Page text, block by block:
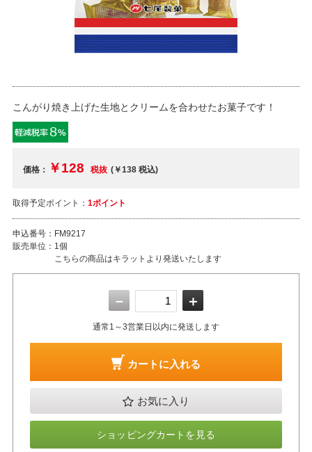
こんがり焼き上げた生地とクリームを合わせたお菓子です！
価格： ￥128 税抜 (￥138税込)
取得予定ポイント： 1ポイント
申込番号： FM9217
販売単位： 1個
こちらの商品はキラットより発送いたします
－ ＋
通常1～3営業日以内に発送します
カートに入れる
お気に入り
ショッピングカートを見る